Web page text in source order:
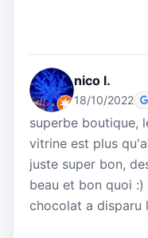
nico l.
18/10/2022
superbe boutique,
vitrine est plus
juste super bon,
beau et bon quoi
chocolat a disparu